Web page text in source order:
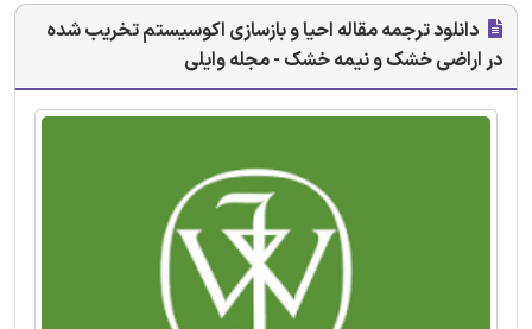
دانلود ترجمه مقاله احیا و بازسازی اکوسیستم تخریب شده
در اراضی خشک و نیمه خشک - مجله وایلی